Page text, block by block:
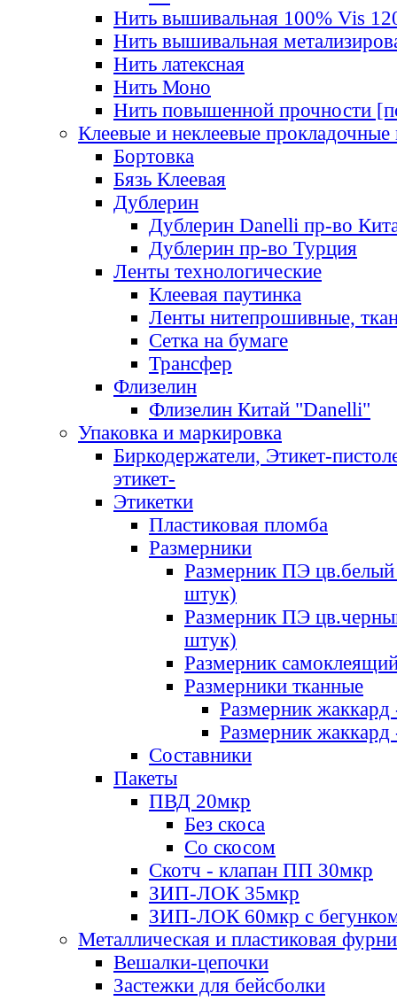
Нить вышивальная 100% Vis
Нить вышивальная
Нить латексная
Нить Моно
Нить повышенной прочности
Клеевые и неклеевые прокладочные
Бортовка
Бязь Клеевая
Дублерин
Дублерин Danelli пр-во
Дублерин пр-во Турция
Ленты технологические
Клеевая паутинка
Ленты нитепрошивные,
Сетка на бумаге
Трансфер
Флизелин
Флизелин Китай "Danelli"
Упаковка и маркировка
Биркодержатели, Этикет-
этикет-
Этикетки
Пластиковая пломба
Размерники
Размерник ПЭ цв.белый
штук)
Размерник ПЭ
штук)
Размерник
Размерники тканные
Размерник
Размерник
Составники
Пакеты
ПВД 20мкр
Без скоса
Со скосом
Скотч - клапан ПП 30мкр
ЗИП-ЛОК 35мкр
ЗИП-ЛОК 60мкр с
Металлическая и пластиковая
Вешалки-цепочки
Застежки для бейсболки